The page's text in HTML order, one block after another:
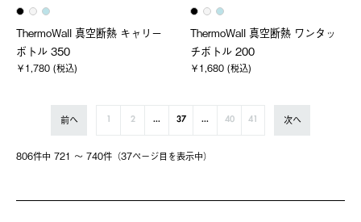
ThermoWall 真空断熱 キャリー
ボトル 350
￥1,780 (税込)
ThermoWall 真空断熱 ワンタッ
チボトル 200
￥1,680 (税込)
806件中 721 〜 740件（37ページ⽬を表⽰中）
前へ 1 2 ... 37 ... 40 41 次へ